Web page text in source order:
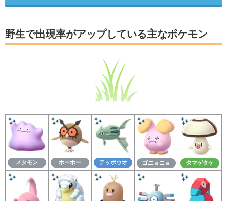
野生で出現率がアップしている主なポケモン
メタモン ホーホー テッポウオ ゴニョニョ タマゲタケ